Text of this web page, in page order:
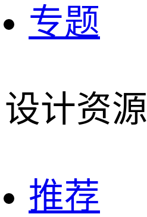
专题
设计资源
推荐